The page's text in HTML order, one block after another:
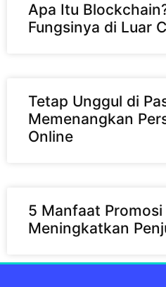
Apa Itu
Fungsinya di Luar
Tetap Unggul di
Memenangkan
Online
5 Manfaat
Meningkatkan